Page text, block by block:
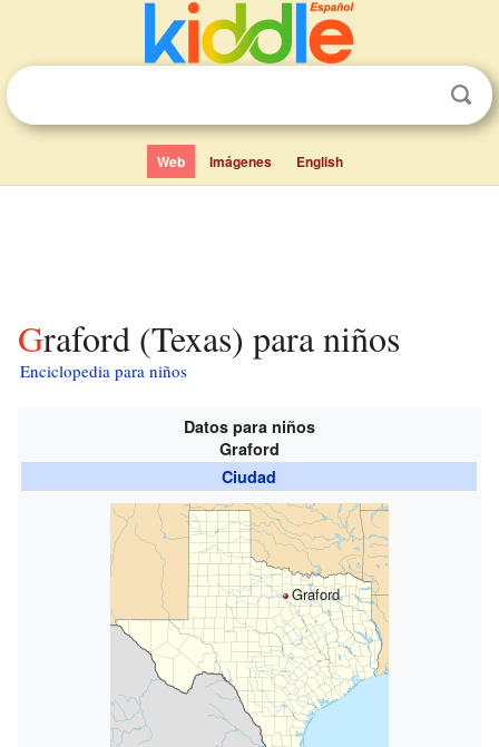
Web Imágenes English
Graford (Texas) para niños
Enciclopedia para niños
Datos para niños
Graford
Ciudad
Graford